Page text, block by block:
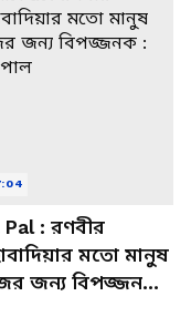
: রণবীর
মতো মানুষ
জন্য বিপজ্জনক :